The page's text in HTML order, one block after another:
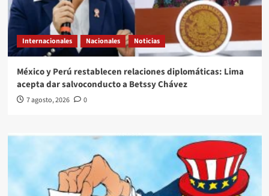
Internacionales Nacionales Noticias
México y Perú restablecen relaciones diplomáticas: Lima
acepta dar salvoconducto a Betssy Chávez
7 agosto, 2026 0